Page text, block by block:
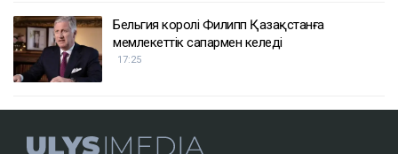
Бельгия королі Филипп Қазақстанға
мемлекеттік сапармен келеді
17:25